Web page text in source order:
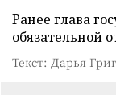
Ранее глава
обязательной
Текст: Дарья